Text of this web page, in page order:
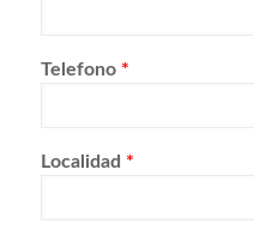
Telefono *
Localidad *